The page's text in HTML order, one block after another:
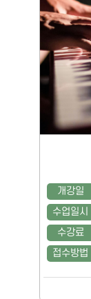
개강일
수업일시
수강료
접수방법